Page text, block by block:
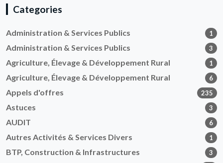
Categories
Administration & Services Publics 1
Administration & Services Publics 3
Agriculture, Élevage & Développement Rural 1
Agriculture, Élevage & Développement Rural 6
Appels d'offres 235
Astuces 3
AUDIT 6
Autres Activités & Services Divers 1
BTP, Construction & Infrastructures 3